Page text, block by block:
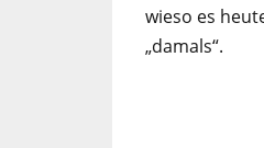
wieso es
„damals“.